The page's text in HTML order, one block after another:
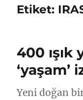
Etiket:
400 ışık
‘yaşam’
Yeni doğan